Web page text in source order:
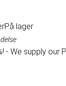
På lager
- We supply our